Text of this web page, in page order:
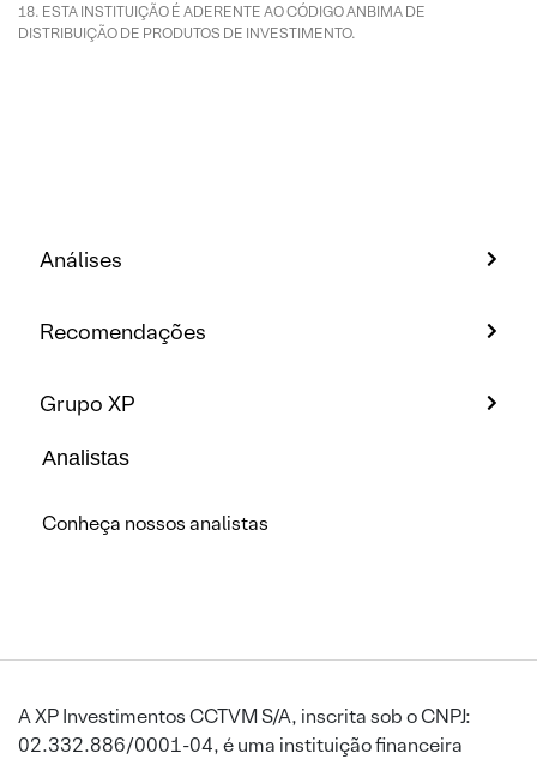
ESTA INSTITUIÇÃO É ADERENTE AO CÓDIGO ANBIMA DE
DISTRIBUIÇÃO DE PRODUTOS DE INVESTIMENTO.
Análises
Recomendações
Grupo XP
Analistas
Conheça nossos analistas
A XP Investimentos CCTVM S/A, inscrita sob o CNPJ:
02.332.886/0001-04, é uma instituição financeira